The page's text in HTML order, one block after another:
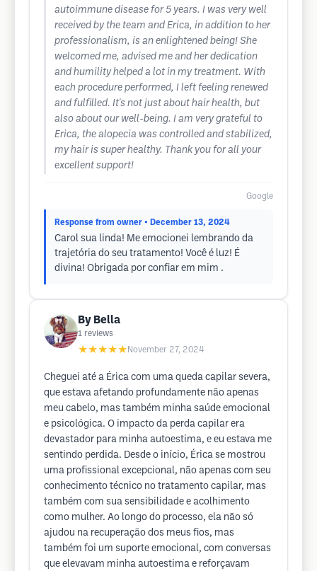
autoimmune disease for 5 years. I was very well
received by the team and Erica, in addition to her
professionalism, is an enlightened being! She
welcomed me, advised me and her dedication
and humility helped a lot in my treatment. With
each procedure performed, I left feeling renewed
and fulfilled. It's not just about hair health, but
also about our well-being. I am very grateful to
Erica, the alopecia was controlled and stabilized,
my hair is super healthy. Thank you for all your
excellent support!
Google
Response from owner • December 13, 2024
Carol sua linda! Me emocionei lembrando da
trajetória do seu tratamento! Você é luz! É
divina! Obrigada por confiar em mim .
By Bella
1 reviews
★★★★★ November 27, 2024
Cheguei até a Érica com uma queda capilar severa,
que estava afetando profundamente não apenas
meu cabelo, mas também minha saúde emocional
e psicológica. O impacto da perda capilar era
devastador para minha autoestima, e eu estava me
sentindo perdida. Desde o início, Érica se mostrou
uma profissional excepcional, não apenas com seu
conhecimento técnico no tratamento capilar, mas
também com sua sensibilidade e acolhimento
como mulher. Ao longo do processo, ela não só
ajudou na recuperação dos meus fios, mas
também foi um suporte emocional, com conversas
que elevavam minha autoestima e reforçavam